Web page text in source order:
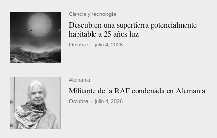
Ciencia y tecnología
Descubren una supertierra potencialmente
habitable a 25 años luz
Octubre - julio 4, 2026
Alemania
Militante de la RAF condenada en Alemania
Octubre - julio 4, 2026